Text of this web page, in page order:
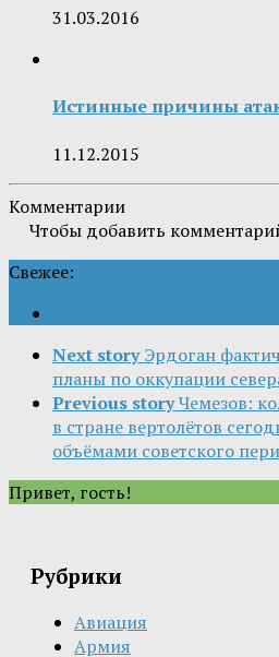
31.03.2016
Истинные причины
11.12.2015
Комментарии
Чтобы добавить
Свежее:
Next story Эрдоган
планы по оккупации
Previous storyЧемезов:
в стране вертолётов
объёмами советского
Привет, гость!
Рубрики
Авиация
Армия